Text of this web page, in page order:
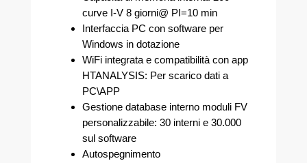
curve I-V 8 giorni@ PI=10 min
Interfaccia PC con software per
Windows in dotazione
WiFi integrata e compatibilità con app
HTANALYSIS: Per scarico dati a
PC\APP
Gestione database interno moduli FV
personalizzabile: 30 interni e 30.000
sul software
Autospegnimento